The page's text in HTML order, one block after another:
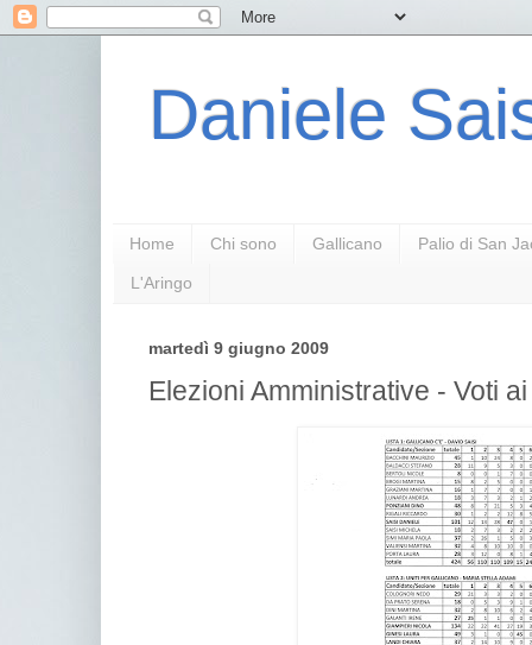
Daniele
Home Chi sono Gallicano Palio di San
L'Aringo
martedì 9 giugno 2009
Elezioni Amministrative - Voti